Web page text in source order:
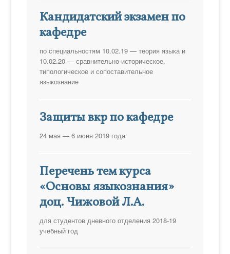
Кандидатский экзамен по
кафедре
по специальностям 10.02.19 — теория языка и
10.02.20 — сравнительно-историческое,
типологическое и сопоставительное
языкознание
Защиты вкр по кафедре
24 мая — 6 июня 2019 года
Перечень тем курса
«Основы языкознания»
доц. Чижовой Л.А.
для студентов дневного отделения 2018-19
учебный год